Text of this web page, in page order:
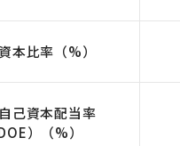
本比率（%）
己資本配当率
DOE）（%）